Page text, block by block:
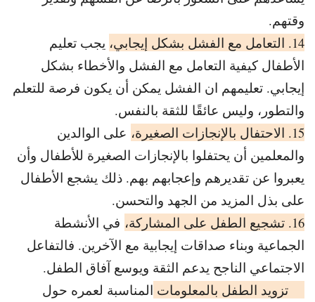
وقتهم.
14. التعامل مع الفشل بشكل إيجابي،
يجب تعليم
الأطفال كيفية التعامل مع الفشل والأخطاء بشكل
إيجابي. تعليمهم ان الفشل يمكن أن يكون فرصة للتعلم
والتطور، وليس عائقًا للثقة بالنفس.
15. الاحتفال بالإنجازات الصغيرة،
على الوالدين
والمعلمين أن يحتفلوا بالإنجازات الصغيرة للأطفال وأن
يعبروا عن تقديرهم وإعجابهم بهم. ذلك يشجع الأطفال
على بذل المزيد من الجهد والتحسن.
16. تشجيع الطفل على المشاركة،
في الأنشطة
الجماعية وبناء صداقات إيجابية مع الآخرين. فالتفاعل
الاجتماعي الناجح يدعم الثقة ويوسع آفاق الطفل.
المناسبة لعمره حول